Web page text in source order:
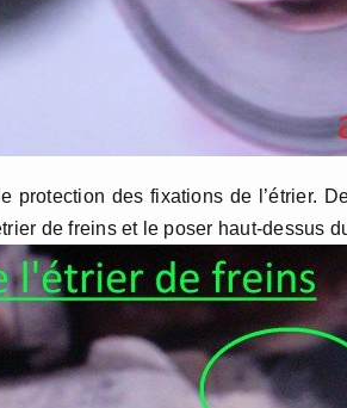
protection des fixations de l’étrier.
de freins et le poser haut-dessus